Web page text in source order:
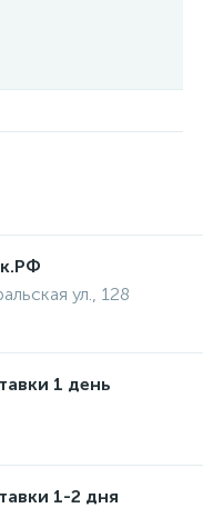
ул., 128
1 день
1-2 дня